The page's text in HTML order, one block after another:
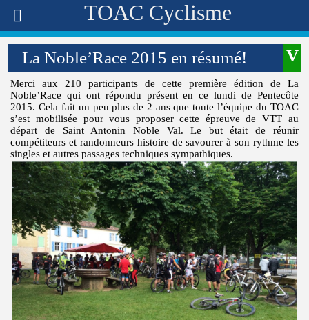
TOAC Cyclisme
La Noble’Race 2015 en résumé!
Merci aux 210 participants de cette première édition de La
Noble’Race qui ont répondu présent en ce lundi de Pentecôte
2015. Cela fait un peu plus de 2 ans que toute l’équipe du TOAC
s’est mobilisée pour vous proposer cette épreuve de VTT au
départ de Saint Antonin Noble Val. Le but était de réunir
compétiteurs et randonneurs histoire de savourer à son rythme les
singles et autres passages techniques sympathiques.